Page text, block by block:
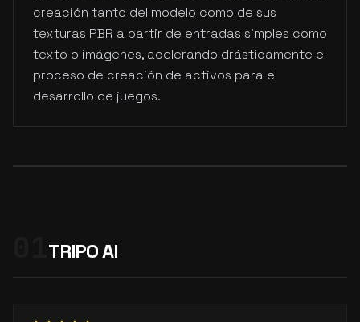
creación tanto del modelo como de sus
texturas PBR a partir de entradas simples como
texto o imágenes, acelerando drásticamente el
proceso de creación de activos para el
desarrollo de juegos.
TRIPO AI